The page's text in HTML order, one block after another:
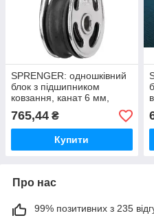
SPRENGER: одношківний
блок з підшипником
ковзання, канат 6 мм,
нержавіюча сталь А2 (AISI
304)
765,44 ₴
Купити
Про нас
99% позитивних з 235